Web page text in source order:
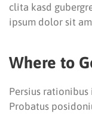
clita kasd
ipsum dolor sit
Where to
Persius rationibus
Probatus